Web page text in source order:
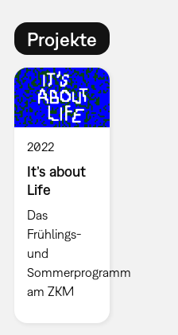
Projekte
2022
It’s about
Life
Das
Frühlings-
und
Sommerprogramm
am ZKM